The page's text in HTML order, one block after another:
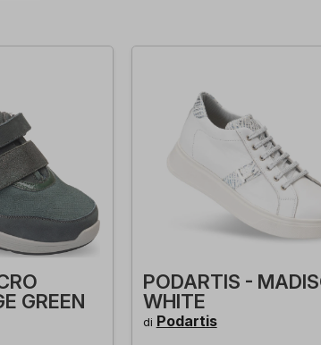
GREEN
PODARTIS -
WHITE
di Podartis